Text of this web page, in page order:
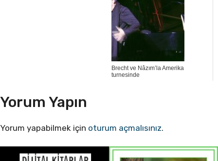
Brecht ve Nâzım’la Amerika
turnesinde
Yorum Yapın
Yorum yapabilmek için oturum açmalısınız.